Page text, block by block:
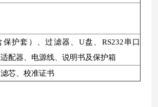
保护套）、过滤器、U盘、RS232串口
配器、电源线、说明书及保护箱
芯、校准证书